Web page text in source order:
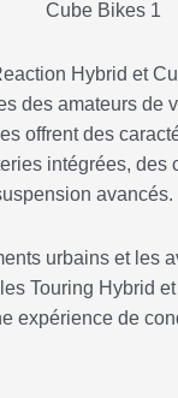
Hybrid et
des amateurs de
offrent des
intégrées, des
avancés.
urbains et les
Touring Hybrid
expérience de